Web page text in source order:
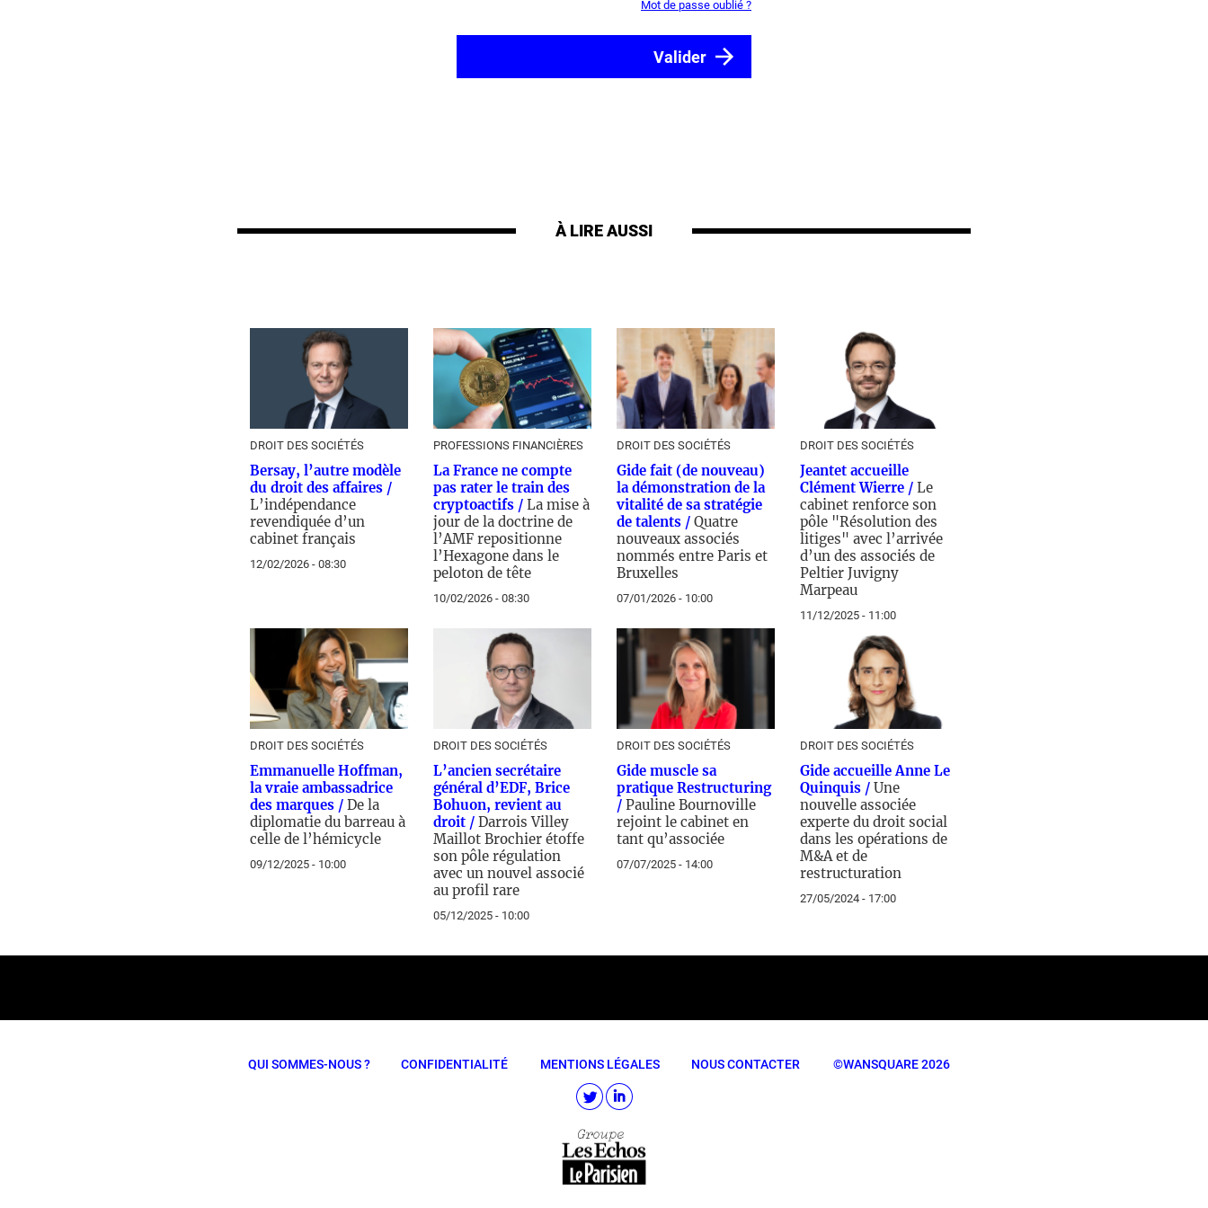
Mot de passe oublié ?
À LIRE AUSSI
DROIT DES SOCIÉTÉS
Bersay, l’autre modèle
du droit des affaires /
L’indépendance
revendiquée d’un
cabinet français
12/02/2026 - 08:30
PROFESSIONS FINANCIÈRES
La France ne compte
pas rater le train des
cryptoactifs / La mise à
jour de la doctrine de
l’AMF repositionne
l’Hexagone dans le
peloton de tête
10/02/2026 - 08:30
DROIT DES SOCIÉTÉS
Gide fait (de nouveau)
la démonstration de la
vitalité de sa stratégie
de talents / Quatre
nouveaux associés
nommés entre Paris et
Bruxelles
07/01/2026 - 10:00
DROIT DES SOCIÉTÉS
Jeantet accueille
Clément Wierre / Le
cabinet renforce son
pôle "Résolution des
litiges" avec l’arrivée
d’un des associés de
Peltier Juvigny
Marpeau
11/12/2025 - 11:00
DROIT DES SOCIÉTÉS
Emmanuelle Hoffman,
la vraie ambassadrice
des marques / De la
diplomatie du barreau à
celle de l’hémicycle
09/12/2025 - 10:00
DROIT DES SOCIÉTÉS
L’ancien secrétaire
général d’EDF, Brice
Bohuon, revient au
droit / Darrois Villey
Maillot Brochier étoffe
son pôle régulation
avec un nouvel associé
au profil rare
05/12/2025 - 10:00
DROIT DES SOCIÉTÉS
Gide muscle sa
pratique Restructuring
/ Pauline Bournoville
rejoint le cabinet en
tant qu’associée
07/07/2025 - 14:00
DROIT DES SOCIÉTÉS
Gide accueille Anne Le
Quinquis / Une
nouvelle associée
experte du droit social
dans les opérations de
M&A et de
restructuration
27/05/2024 - 17:00
QUI SOMMES-NOUS ? CONFIDENTIALITÉ MENTIONS LÉGALES NOUS CONTACTER ©WANSQUARE 2026